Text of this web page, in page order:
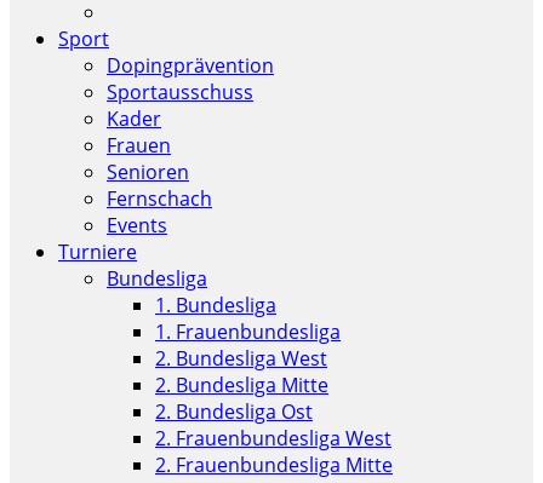
Sport
Dopingprävention
Sportausschuss
Kader
Frauen
Senioren
Fernschach
Events
Turniere
Bundesliga
1. Bundesliga
1. Frauenbundesliga
2. Bundesliga West
2. Bundesliga Mitte
2. Bundesliga Ost
2. Frauenbundesliga West
2. Frauenbundesliga Mitte